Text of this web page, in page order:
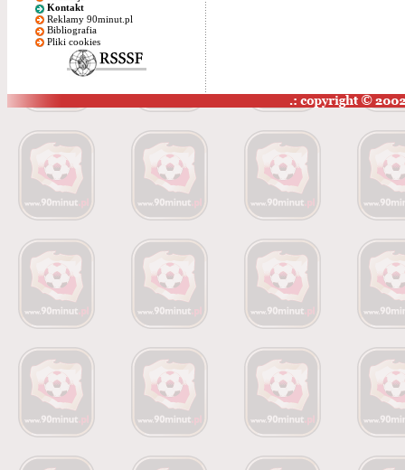
Kontakt
Reklamy 90minut.pl
Bibliografia
Pliki cookies